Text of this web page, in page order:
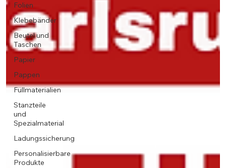
Folien
Klebebänder
Beutel und
Taschen
Papier
Pappen
Füllmaterialien
Stanzteile
und
Spezialmaterial
Ladungssicherung
Personalisierbare
Produkte